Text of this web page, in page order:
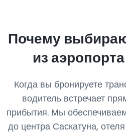
Почему
из
Когда вы бронируете
водитель встречает
прибытия. Мы
до центра Саскатуна,